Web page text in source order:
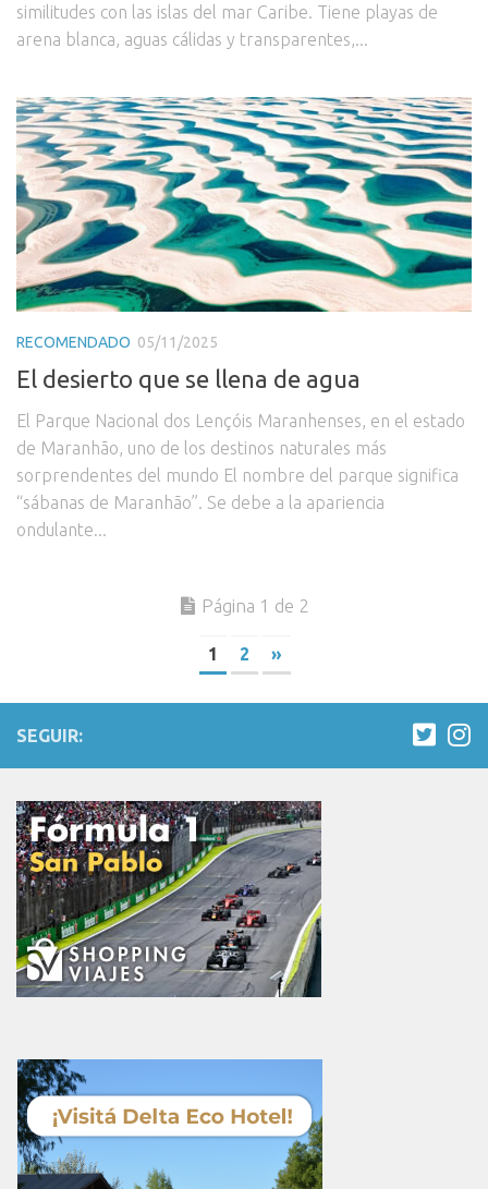
similitudes con las islas del mar Caribe. Tiene playas de
arena blanca, aguas cálidas y transparentes,...
RECOMENDADO 05/11/2025
El desierto que se llena de agua
El Parque Nacional dos Lençóis Maranhenses, en el estado
de Maranhão, uno de los destinos naturales más
sorprendentes del mundo El nombre del parque significa
“sábanas de Maranhão”. Se debe a la apariencia
ondulante...
Página 1 de 2
1 2 »
SEGUIR: